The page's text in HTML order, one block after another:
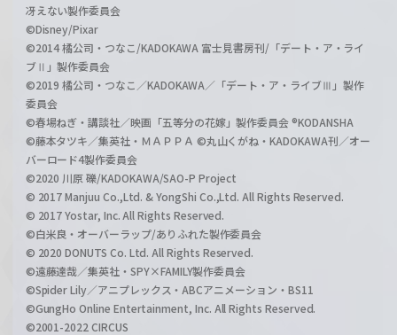
冴えない製作委員会
©Disney/Pixar
©2014 橘公司・つなこ/KADOKAWA 富士見書房刊/「デート・ア・ライ
ブⅡ」製作委員会
©2019 橘公司・つなこ／KADOKAWA／「デート・ア・ライブⅢ」製作
委員会
©春場ねぎ・講談社／映画「五等分の花嫁」製作委員会 ®KODANSHA
©藤本タツキ／集英社・ＭＡＰＰＡ ©丸山くがね・KADOKAWA刊／オー
バーロード4製作委員会
©2020 川原 礫/KADOKAWA/SAO-P Project
© 2017 Manjuu Co.,Ltd. & YongShi Co.,Ltd. All Rights Reserved.
© 2017 Yostar, Inc. All Rights Reserved.
©白米良・オーバーラップ/ありふれた製作委員会
© 2020 DONUTS Co. Ltd. All Rights Reserved.
©遠藤達哉／集英社・SPY×FAMILY製作委員会
©Spider Lily／アニプレックス・ABCアニメーション・BS11
©GungHo Online Entertainment, Inc. All Rights Reserved.
©2001-2022 CIRCUS